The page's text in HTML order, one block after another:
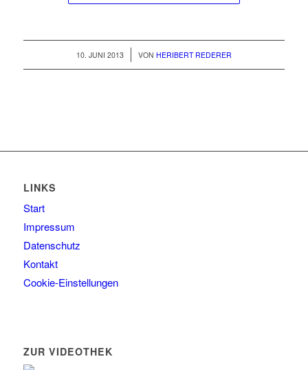
10. JUNI 2013
/ VON HERIBERT REDERER
LINKS
Start
Impressum
Datenschutz
Kontakt
Cookie-Einstellungen
ZUR VIDEOTHEK